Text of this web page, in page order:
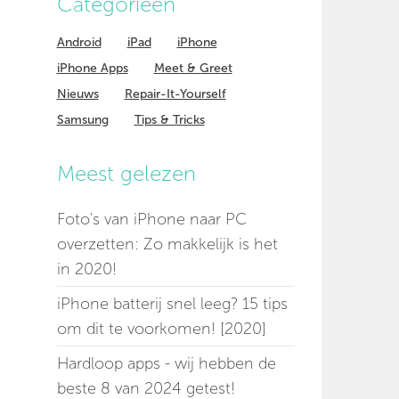
Android iPad
iPhone
iPhone Apps
Meet & Greet
Nieuws
Repair-It-Yourself
Samsung
Tips & Tricks
Meest gelezen
Foto's van iPhone naar PC
overzetten: Zo makkelijk is het
in 2020!
iPhone batterij snel leeg? 15 tips
om dit te voorkomen! [2020]
Hardloop apps - wij hebben de
beste 8 van 2024 getest!